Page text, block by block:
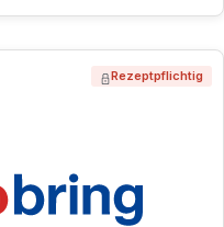
Rezeptpflichtig